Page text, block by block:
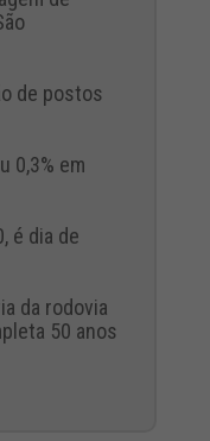
de postos
0,3% em
é dia de
da rodovia
50 anos